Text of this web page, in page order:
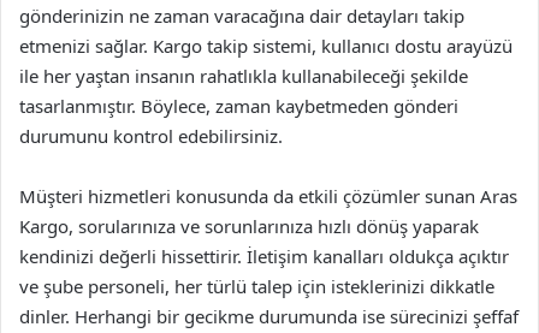
gönderinizin ne zaman varacağına dair detayları takip
etmenizi sağlar. Kargo takip sistemi, kullanıcı dostu arayüzü
ile her yaştan insanın rahatlıkla kullanabileceği şekilde
tasarlanmıştır. Böylece, zaman kaybetmeden gönderi
durumunu kontrol edebilirsiniz.
Müşteri hizmetleri konusunda da etkili çözümler sunan Aras
Kargo, sorularınıza ve sorunlarınıza hızlı dönüş yaparak
kendinizi değerli hissettirir. İletişim kanalları oldukça açıktır
ve şube personeli, her türlü talep için isteklerinizi dikkatle
dinler. Herhangi bir gecikme durumunda ise sürecinizi şeffaf